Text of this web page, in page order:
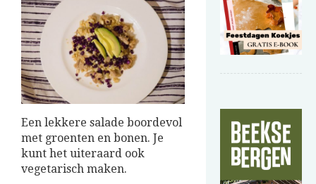
Een lekkere salade boordevol
met groenten en bonen. Je
kunt het uiteraard ook
vegetarisch maken.